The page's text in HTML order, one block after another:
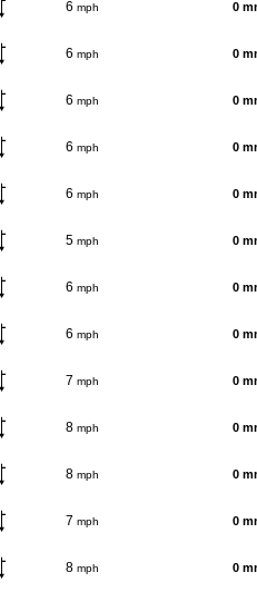
6 mph 0
6 mph 0
6 mph 0
6 mph 0
6 mph 0
5 mph 0
6 mph 0
6 mph 0
7 mph 0
8 mph 0
8 mph 0
7 mph 0
8 mph 0